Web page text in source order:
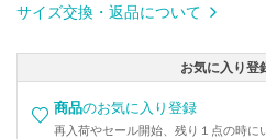
サイズ交換・返品について
お気に入り登
商品のお気に入り登録
再入荷やセール開始、残り１点の時に